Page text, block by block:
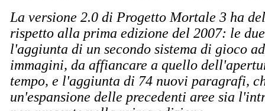
La versione 2.0 di Progetto Mortale 3 ha
rispetto alla prima edizione del 2007: le
l'aggiunta di un secondo sistema di gioco
immagini, da affiancare a quello
tempo, e l'aggiunta di 74 nuovi paragrafi,
un'espansione delle precedenti aree sia